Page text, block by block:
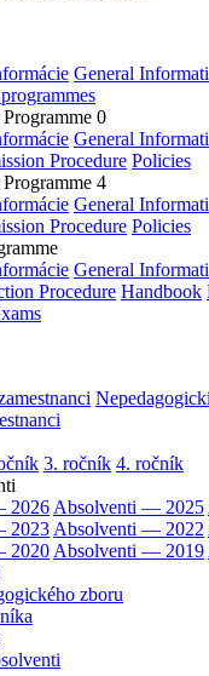
General
0
General
Procedure Policies
4
General
Procedure Policies
General
Procedure Handbook
3. ročník 4. ročník
2026 Absolventi — 2025
2023 Absolventi — 2022
2020 Absolventi — 2019
zboru